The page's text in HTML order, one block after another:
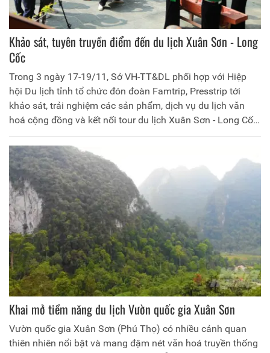
Khảo sát, tuyên truyền điểm đến du lịch Xuân Sơn - Long
Cốc
Trong 3 ngày 17-19/11, Sở VH-TT&DL phối hợp với Hiệp
hội Du lịch tỉnh tổ chức đón đoàn Famtrip, Presstrip tới
khảo sát, trải nghiệm các sản phẩm, dịch vụ du lịch văn
hoá cộng đồng và kết nối tour du lịch Xuân Sơn - Long Cốc
với chủ đề “Khám phá Xuân Sơn - Discover Xuân Sơn”
trong thời gian tổ chức Ngày hội văn hóa, thể thao năm
2024 tại huyện Tân Sơn.
Khai mở tiềm năng du lịch Vườn quốc gia Xuân Sơn
Vườn quốc gia Xuân Sơn (Phú Thọ) có nhiều cảnh quan
thiên nhiên nổi bật và mang đậm nét văn hoá truyền thống